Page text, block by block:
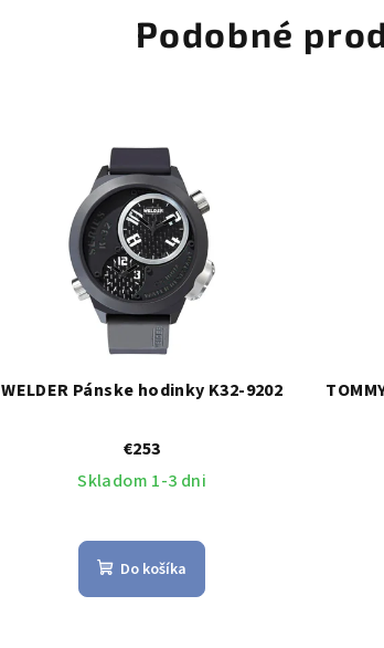
Podobné
WELDER Pánske hodinky K32-9202
€253
Skladom 1-3 dni
Do košíka